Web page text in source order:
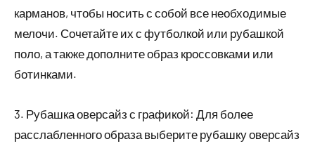
карманов, чтобы носить с собой все необходимые
мелочи. Сочетайте их с футболкой или рубашкой
поло, а также дополните образ кроссовками или
ботинками.
3. Рубашка оверсайз с графикой: Для более
расслабленного образа выберите рубашку оверсайз